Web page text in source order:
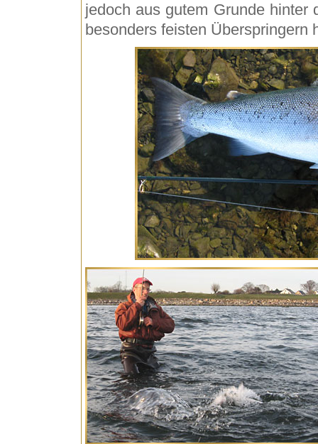
jedoch aus gutem Grunde hinter
besonders feisten Überspringern